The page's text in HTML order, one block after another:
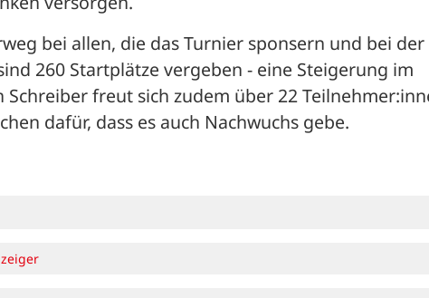
bei allen, die das Turnier sponsern und bei der
260 Startplätze vergeben - eine Steigerung im
Schreiber freut sich zudem über 22
dafür, dass es auch Nachwuchs gebe.